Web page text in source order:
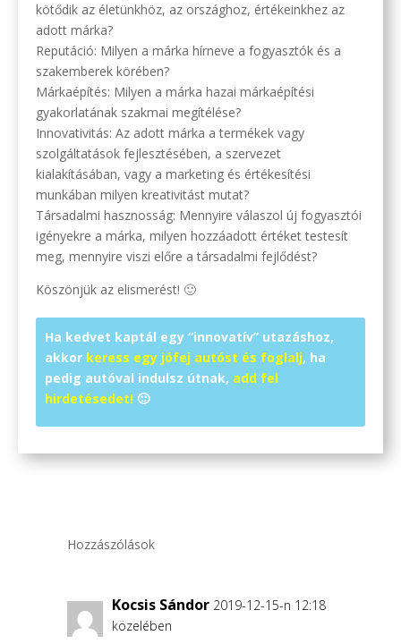
kötődik az életünkhöz, az országhoz, értékeinkhez az
adott márka?
Reputáció: Milyen a márka hírneve a fogyasztók és a
szakemberek körében?
Márkaépítés: Milyen a márka hazai márkaépítési
gyakorlatának szakmai megítélése?
Innovativitás: Az adott márka a termékek vagy
szolgáltatások fejlesztésében, a szervezet
kialakításában, vagy a marketing és értékesítési
munkában milyen kreativitást mutat?
Társadalmi hasznosság: Mennyire válaszol új fogyasztói
igényekre a márka, milyen hozzáadott értéket testesít
meg, mennyire viszi előre a társadalmi fejlődést?
Köszönjük az elismerést! 🙂
Ha kedvet kaptál egy “innovatív” utazáshoz,
akkor keress egy jófej autóst és foglalj, ha
pedig autóval indulsz útnak, add fel
hirdetésedet!🙂
Hozzászólások
Kocsis Sándor 2019-12-15-n 12:18
közelében